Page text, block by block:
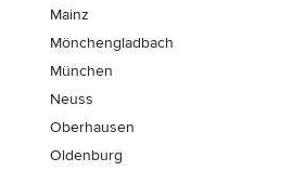
Mainz
Mönchen­gladbach
München
Neuss
Oberhausen
Oldenburg